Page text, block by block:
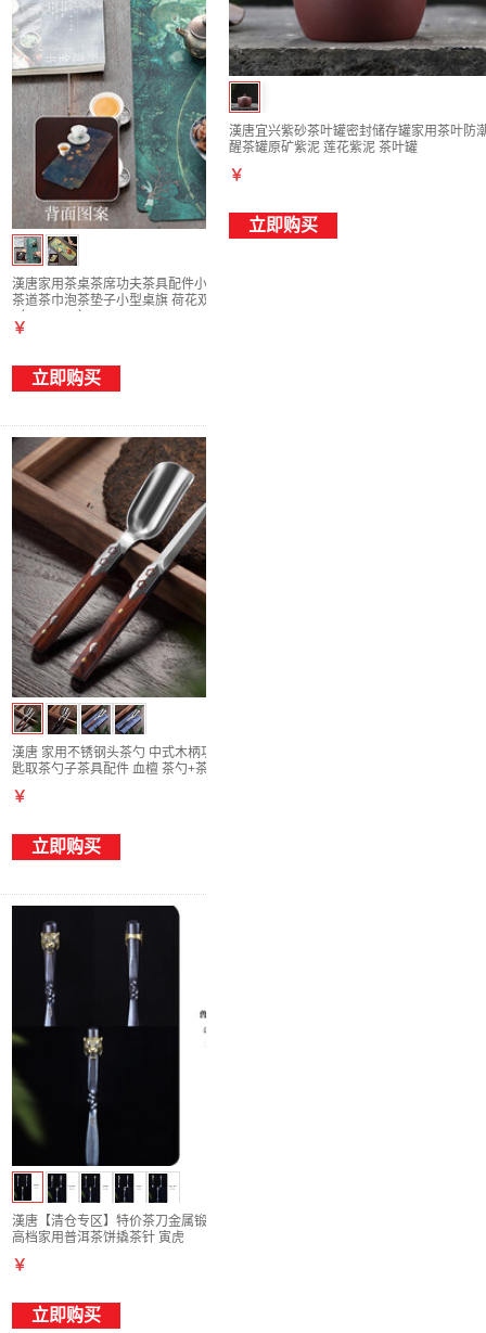
漢唐家用茶桌茶席功夫茶具配件小号中式禅意
茶道茶巾泡茶垫子小型桌旗 荷花双面茶席
￥
立即购买
漢唐 家用不锈钢头茶勺 中式木柄功夫茶道茶
匙取茶勺子茶具配件 血檀 茶勺+茶刀
￥
立即购买
漢唐【清仓专区】特价茶刀金属锻造茶具配件
高档家用普洱茶饼撬茶针 寅虎
￥
立即购买
漢唐宜兴紫砂茶叶罐密封储存罐家用茶叶防
醒茶罐原矿紫泥 莲花紫泥 茶叶罐
￥
立即购买